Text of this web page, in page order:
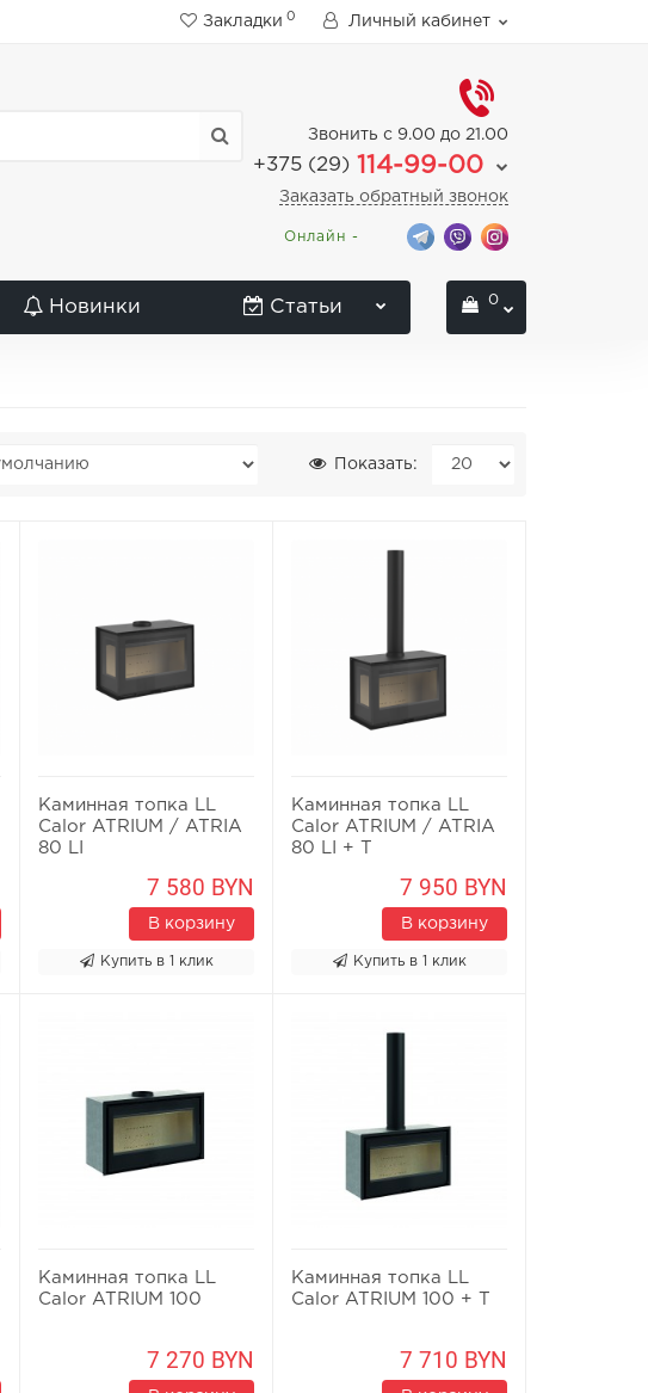
Закладки 0 Личный кабинет
Звонить с 9.00 до 21.00
+375 (29) 114-99-00
Заказать обратный звонок
Онлайн -
Новинки Статьи 0
Показать:
Каминная топка LL
Calor ATRIUM / ATRIA
80 LI
7 580 BYN
В корзину
Купить в 1 клик
Каминная топка LL
Calor ATRIUM / ATRIA
80 LI + T
7 950 BYN
В корзину
Купить в 1 клик
Каминная топка LL
Calor ATRIUM 100
7 270 BYN
Каминная топка LL
Calor ATRIUM 100 + T
7 710 BYN